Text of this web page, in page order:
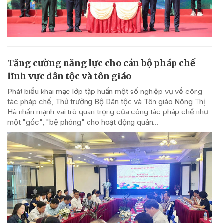
Tăng cường năng lực cho cán bộ pháp chế
lĩnh vực dân tộc và tôn giáo
Phát biểu khai mạc lớp tập huấn một số nghiệp vụ về công
tác pháp chế, Thứ trưởng Bộ Dân tộc và Tôn giáo Nông Thị
Hà nhấn mạnh vai trò quan trọng của công tác pháp chế như
một "gốc", "bệ phóng" cho hoạt động quản...